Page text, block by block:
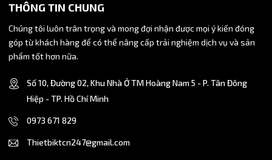
THÔNG TIN CHUNG
Chúng tôi luôn trân trọng và mong đợi nhận được mọi ý kiến đóng
góp từ khách hàng để có thể nâng cấp trải nghiệm dịch vụ và sản
phẩm tốt hơn nữa.
Số 10, Đường 02, Khu Nhà Ở TM Hoàng Nam 5 - P. Tân Đông
Hiệp - TP. Hồ Chí Minh
0973 671 829
Thietbiktcn247@gmail.com